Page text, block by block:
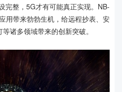
完整，5G才有可能真正实现。NB-
用带来勃勃生机，给远程抄表、安
诸多领域带来的创新突破。